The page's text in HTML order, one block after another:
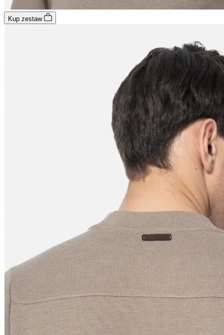
Kup zestaw